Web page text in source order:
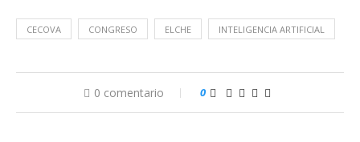
CECOVA CONGRESO ELCHE INTELIGENCIA ARTIFICIAL
0 comentario 0